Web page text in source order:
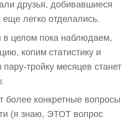
друзья, добивавшиеся
легко отделались.
целом пока наблюдаем,
копим статистику и
тройку месяцев станет
более конкретные вопросы
(я знаю, ЭТОТ вопрос